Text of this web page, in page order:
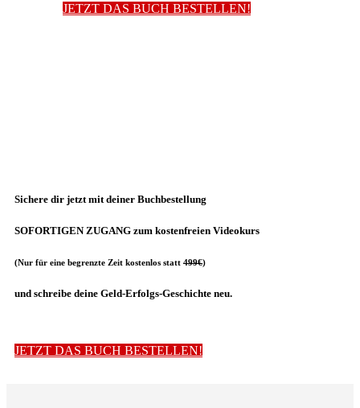
JETZT DAS BUCH BESTELLEN!
Sichere dir jetztmit deiner Buchbestellung
SOFORTIGEN ZUGANG zum kostenfreien Videokurs
(Nur für eine begrenzte Zeit kostenlos statt 499€)
und schreibe deine Geld-Erfolgs-Geschichte neu.
JETZT DAS BUCH BESTELLEN!